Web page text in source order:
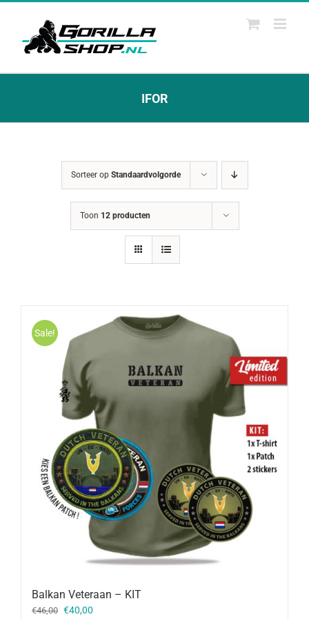
Ga
IFOR
Sorteer op Standaardvolgorde
Toon 12 producten
Sale!
Balkan Veteraan – KIT
€46,00 Oorspronkelijke
€40,00